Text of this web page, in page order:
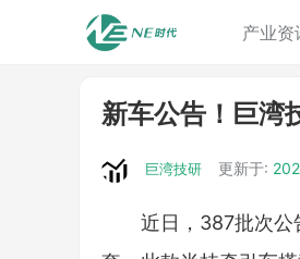
产业资
新车公告！巨湾
巨湾技研 更新于:
近日，387批次公